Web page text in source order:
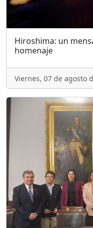
Hiroshima: un
homenaje
Viernes, 07 de agosto